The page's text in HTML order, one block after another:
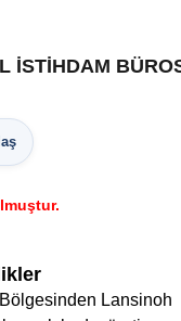
İSTİHDAM
Lansinoh